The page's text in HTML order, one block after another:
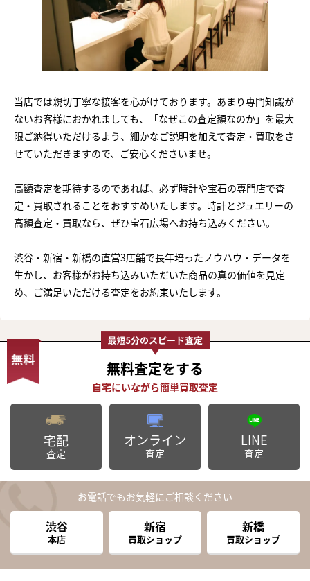
当店では親切丁寧な接客を心がけております。あまり専門知識が
ないお客様におかれましても、「なぜこの査定額なのか」を最大
限ご納得いただけるよう、細かなご説明を加えて査定・買取をさ
せていただきますので、ご安心くださいませ。
高額査定を期待するのであれば、必ず時計や宝石の専門店で査
定・買取されることをおすすめいたします。時計とジュエリーの
高額査定・買取なら、ぜひ宝石広場へお持ち込みください。
渋谷・新宿・新橋の直営3店舗で長年培ったノウハウ・データを
生かし、お客様がお持ち込みいただいた商品の真の価値を見定
め、ご満足いただける査定をお約束いたします。
無料査定をする
宅配
査定
オンライン
査定
LINE
査定
お電話でもお気軽にご相談ください
渋谷
本店
新宿
買取ショップ
新橋
買取ショップ